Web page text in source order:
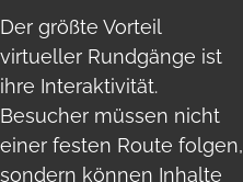
Der größte Vorteil
virtueller Rundgänge ist
ihre Interaktivität.
Besucher müssen nicht
einer festen Route folgen,
sondern können Inhalte